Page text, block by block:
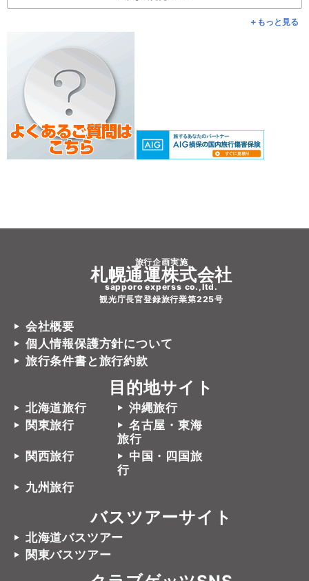
＋もっと見る
旅行企画実施
札幌通運株式会社
sapporo experss co.,ltd.
観光庁長官登録旅行業第225号
会社概要
個人情報保護方針について
旅行条件書と旅行約款
目的地サイト
北海道旅行
沖縄旅行
関東旅行
名古屋・東海
旅行
関西旅行
中国・四国旅
行
九州旅行
バスツアーサイト
北海道バスツアー
関東バスツアー